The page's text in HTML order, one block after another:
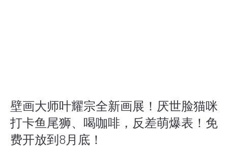
壁画大师叶耀宗全新画展！厌世脸猫咪
打卡鱼尾狮、喝咖啡，反差萌爆表！免
费开放到8月底！